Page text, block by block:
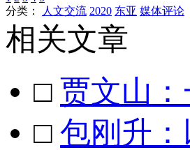
分类：
人文交流 2020 东亚 媒体评论
相关文章
□ 贾文山
□ 包刚升